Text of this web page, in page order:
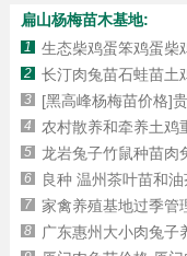
扁山杨梅苗木基地:
1 生态柴鸡蛋笨鸡蛋柴
2 长汀肉兔苗石蛙苗土
3 [黑高峰杨梅苗价格]
4 农村散养和牵养土鸡
5 龙岩兔子竹鼠种苗肉
6 良种 温州茶叶苗和
7 家禽养殖基地过季管
8 广东惠州大小肉兔子